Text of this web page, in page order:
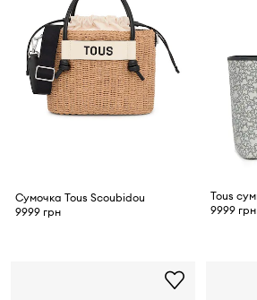
Сумочка Tous Scoubidou
9999 грн
9999 грн